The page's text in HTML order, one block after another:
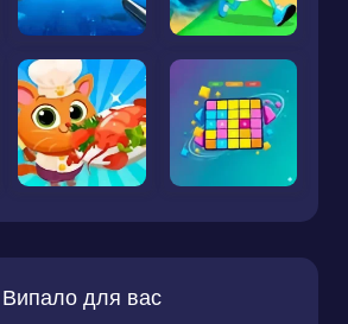
Випало для вас